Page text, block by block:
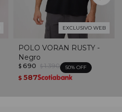
EXCLUSIVO WEB
POLO VORAN RUSTY -
Negro
$ 690 $ 1.390 50
$ 587